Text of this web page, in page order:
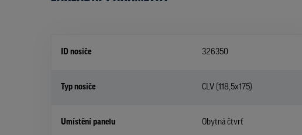
ID nosiče 326350
Typ nosiče CLV (118,5x175)
Umístění panelu Obytná čtvrť